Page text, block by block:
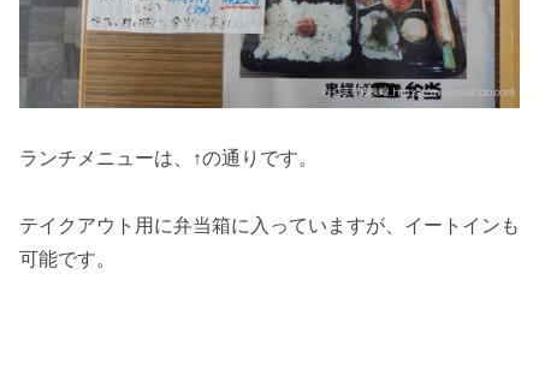
ランチメニューは、↑の通りです。
テイクアウト用に弁当箱に入っていますが、イートインも
可能です。